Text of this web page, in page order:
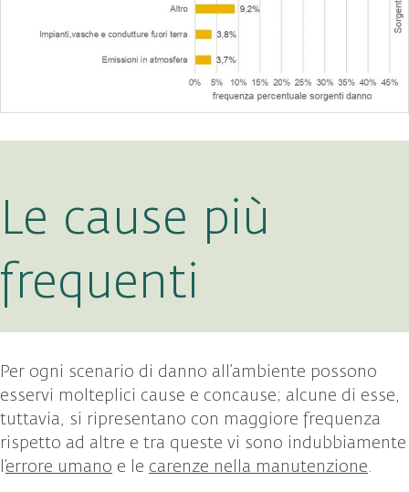
Le cause più
frequenti
Per ogni scenario di danno all’ambiente possono
esservi molteplici cause e concause; alcune di esse,
tuttavia, si ripresentano con maggiore frequenza
rispetto ad altre e tra queste vi sono indubbiamente
l’errore umano e le carenze nella manutenzione